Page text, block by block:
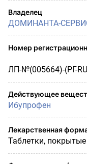
Владелец
ДОМИНАНТА-
Номер
ЛП-№(005664)-(РГ-
Действующее
Ибупрофен
Лекарственная
Таблетки,